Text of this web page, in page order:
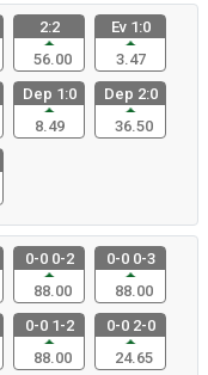
2:2
56.00
Ev 1:0
3.47
Dep 1:0
8.49
Dep 2:0
36.50
0-0 0-2
88.00
0-0 0-3
88.00
0-0 1-2
88.00
0-0 2-0
24.65